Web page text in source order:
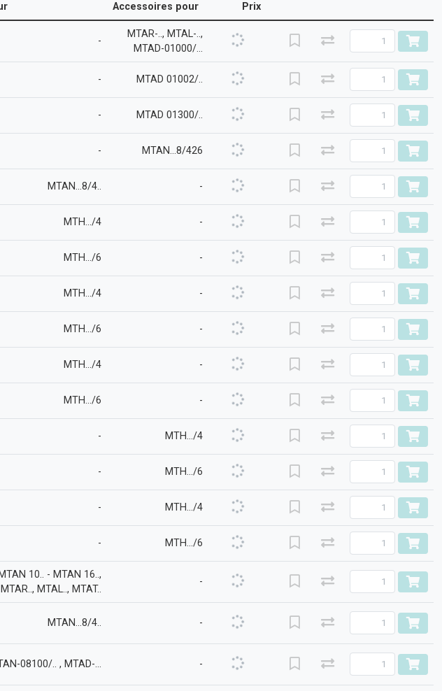
Accessoires pour Prix
-
MTAR-.., MTAL-..,
MTAD-01000/...
- MTAD 01002/..
- MTAD 01300/..
- MTAN...8/426
MTAN...8/4.. -
MTH.../4 -
MTH.../6 -
MTH.../4 -
MTH.../6 -
MTH.../4 -
MTH.../6 -
- MTH.../4
- MTH.../6
- MTH.../4
- MTH.../6
MTAN 10.. - MTAN 16..,
MTAR.., MTAL.., MTAT..
-
MTAN...8/4.. -
08100/.. , MTAD-... -